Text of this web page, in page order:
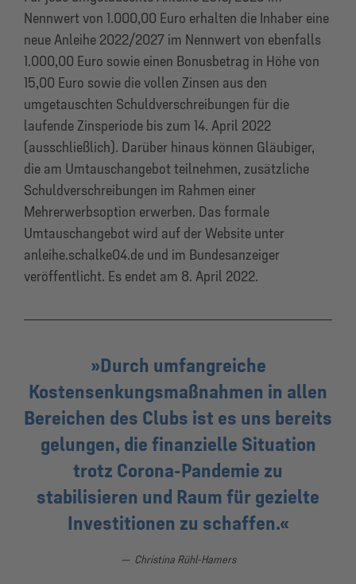
Nennwert von 1.000,00 Euro erhalten die Inhaber eine
neue Anleihe 2022/2027 im Nennwert von ebenfalls
1.000,00 Euro sowie einen Bonusbetrag in Höhe von
15,00 Euro sowie die vollen Zinsen aus den
umgetauschten Schuldverschreibungen für die
laufende Zinsperiode bis zum 14. April 2022
(ausschließlich). Darüber hinaus können Gläubiger,
die am Umtauschangebot teilnehmen, zusätzliche
Schuldverschreibungen im Rahmen einer
Mehrerwerbsoption erwerben. Das formale
Umtauschangebot wird auf der Website unter
anleihe.schalke04.de und im Bundesanzeiger
veröffentlicht. Es endet am 8. April 2022.
Durch umfangreiche
Kostensenkungsmaßnahmen in allen
Bereichen des Clubs ist es uns bereits
gelungen, die finanzielle Situation
trotz Corona-Pandemie zu
stabilisieren und Raum für gezielte
Investitionen zu schaffen.
Christina Rühl-Hamers